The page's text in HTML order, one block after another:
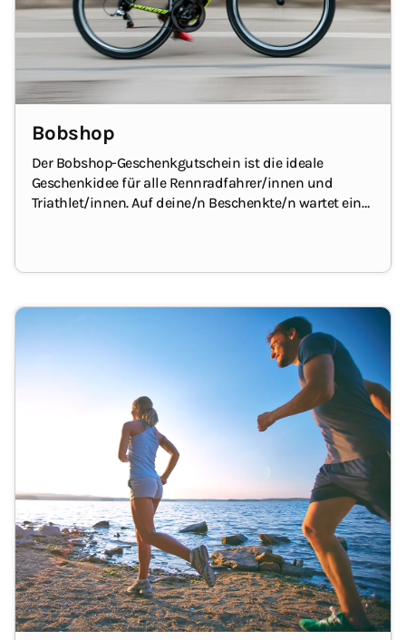
Bobshop
Der Bobshop-Geschenkgutschein ist die ideale
Geschenkidee für alle Rennradfahrer/innen und
Triathlet/innen.Auf deine/n Beschenkte/n wartet ein